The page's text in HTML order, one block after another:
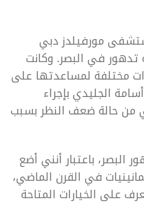
مورفيلدز دبي
في البصر. وكانت
مختلفة لمساعدتها على
الجليدي بإجراء
من حالة ضعف النظر بسبب
باعتبار أنني أضع
في القرن الماضي،
على الخيارات المتاحة